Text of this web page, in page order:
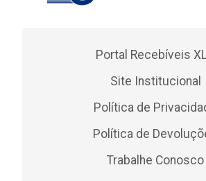
Portal Recebíveis
Site Institucional
Política de
Política de
Trabalhe Conosco